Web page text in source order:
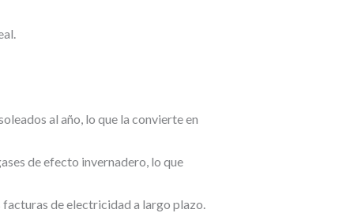
al año, lo que la convierte en
de efecto invernadero, lo que
de electricidad a largo plazo.